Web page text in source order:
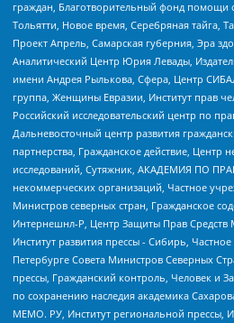
граждан, Благотворительный фонд
Тольятти, Новое время, Серебряная тайга,
Проект Апрель, Самарская губерния, Эра
Аналитический Центр Юрия Левады,
имени Андрея Рылькова, Сфера, Центр
группа, Женщины Евразии, Институт прав
Российский исследовательский центр по
Дальневосточный центр развития
партнерства, Гражданское действие, Центр
исследований, Сутяжник, АКАДЕМИЯ ПО
некоммерческих организаций, Частное
Министров северных стран, Гражданское
Интернешнл-Р, Центр Защиты Прав Средств
Институт развития прессы - Сибирь,
Петербурге Совета Министров Северных
прессы, Гражданский контроль, Человек и
по сохранению наследия академика
МЕМО. РУ, Институт региональной прессы,